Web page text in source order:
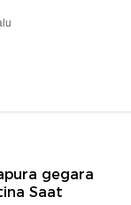
gegara
Saat